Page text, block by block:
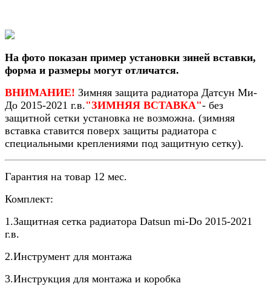
На фото показан пример установки зиней вставки,
форма и размеры могут отличатся.
ВНИМАНИЕ! Зимняя защита радиатора Датсун Ми-
До 2015-2021 г.в."ЗИМНЯЯ ВСТАВКА"- без
защитной сетки установка не возможна. (зимняя
вставка ставится поверх защиты радиатора с
специальными креплениями под защитную сетку).
Гарантия на товар 12 мес.
Комплект:
1.Защитная сетка радиатора Datsun mi-Do 2015-2021
г.в.
2.Инструмент для монтажа
3.Инструкция для монтажа и коробка